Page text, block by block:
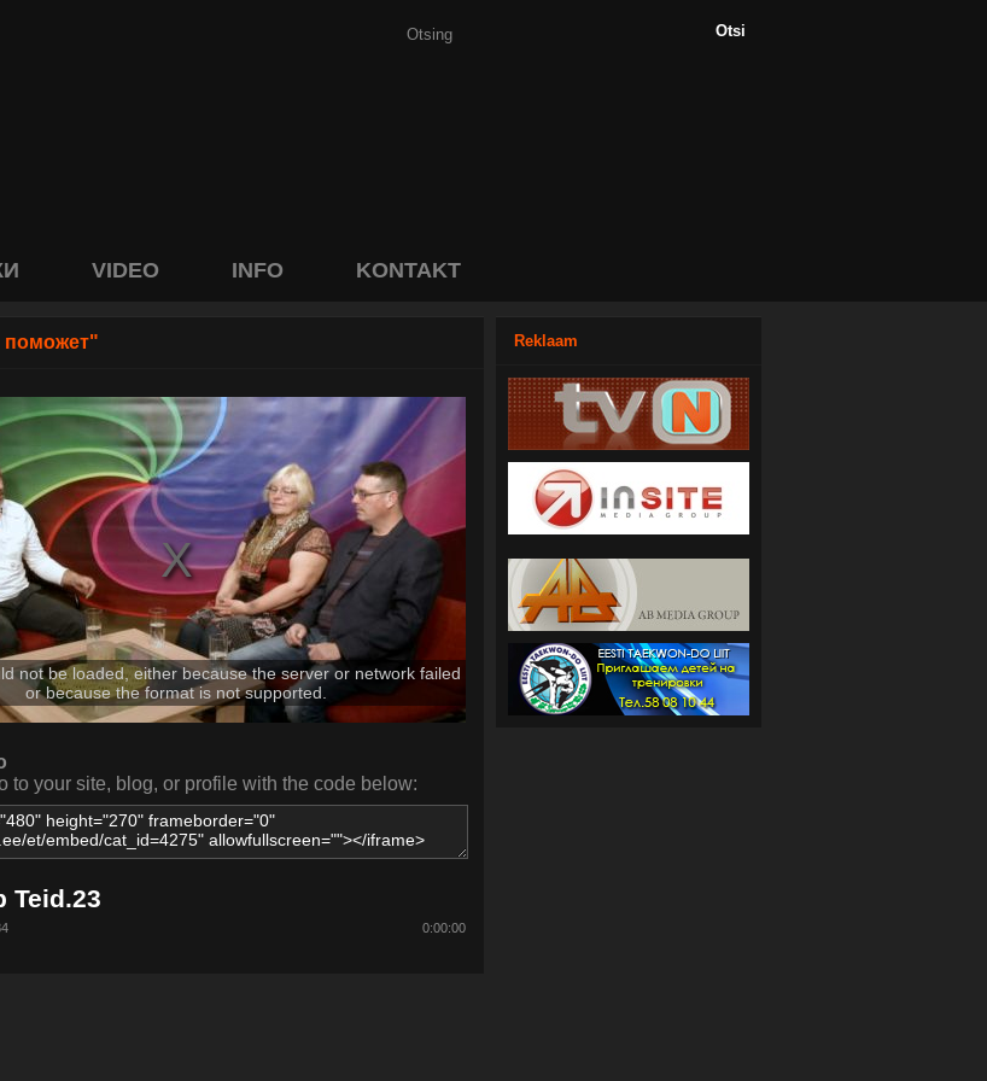
VIDEO INFO KONTAKT
not be loaded, either because the server or network failed
or because the format is not supported.
to your site, blog, or profile with the code below:
Teid.23
0:00:00
Reklaam